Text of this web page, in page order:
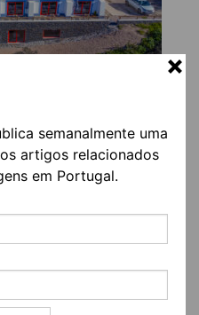
semanalmente uma
artigos relacionados
em Portugal.